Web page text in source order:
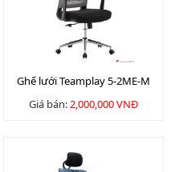
Ghế lưới Teamplay 5-2ME-M
Giá bán:2,000,000 VNĐ